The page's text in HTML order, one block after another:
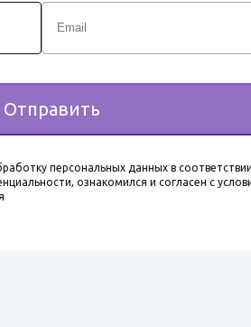
Отправить
персональных данных в соответствии
ознакомился и согласен с